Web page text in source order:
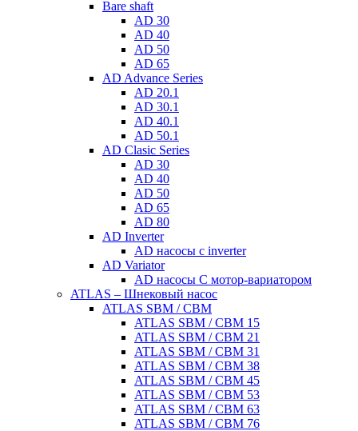
Bare shaft
AD 30
AD 40
AD 50
AD 65
AD Advance Series
AD 20.1
AD 30.1
AD 40.1
AD 50.1
AD Clasic Series
AD 30
AD 40
AD 50
AD 65
AD 80
AD Inverter
AD насосы с inverter
AD Variator
AD насосы С мотор-вариатором
ATLAS – Шнековый насос
ATLAS SBM / CBM
ATLAS SBM / CBM 15
ATLAS SBM / CBM 21
ATLAS SBM / CBM 31
ATLAS SBM / CBM 38
ATLAS SBM / CBM 45
ATLAS SBM / CBM 53
ATLAS SBM / CBM 63
ATLAS SBM / CBM 76